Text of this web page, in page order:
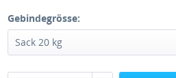
Gebindegrösse: